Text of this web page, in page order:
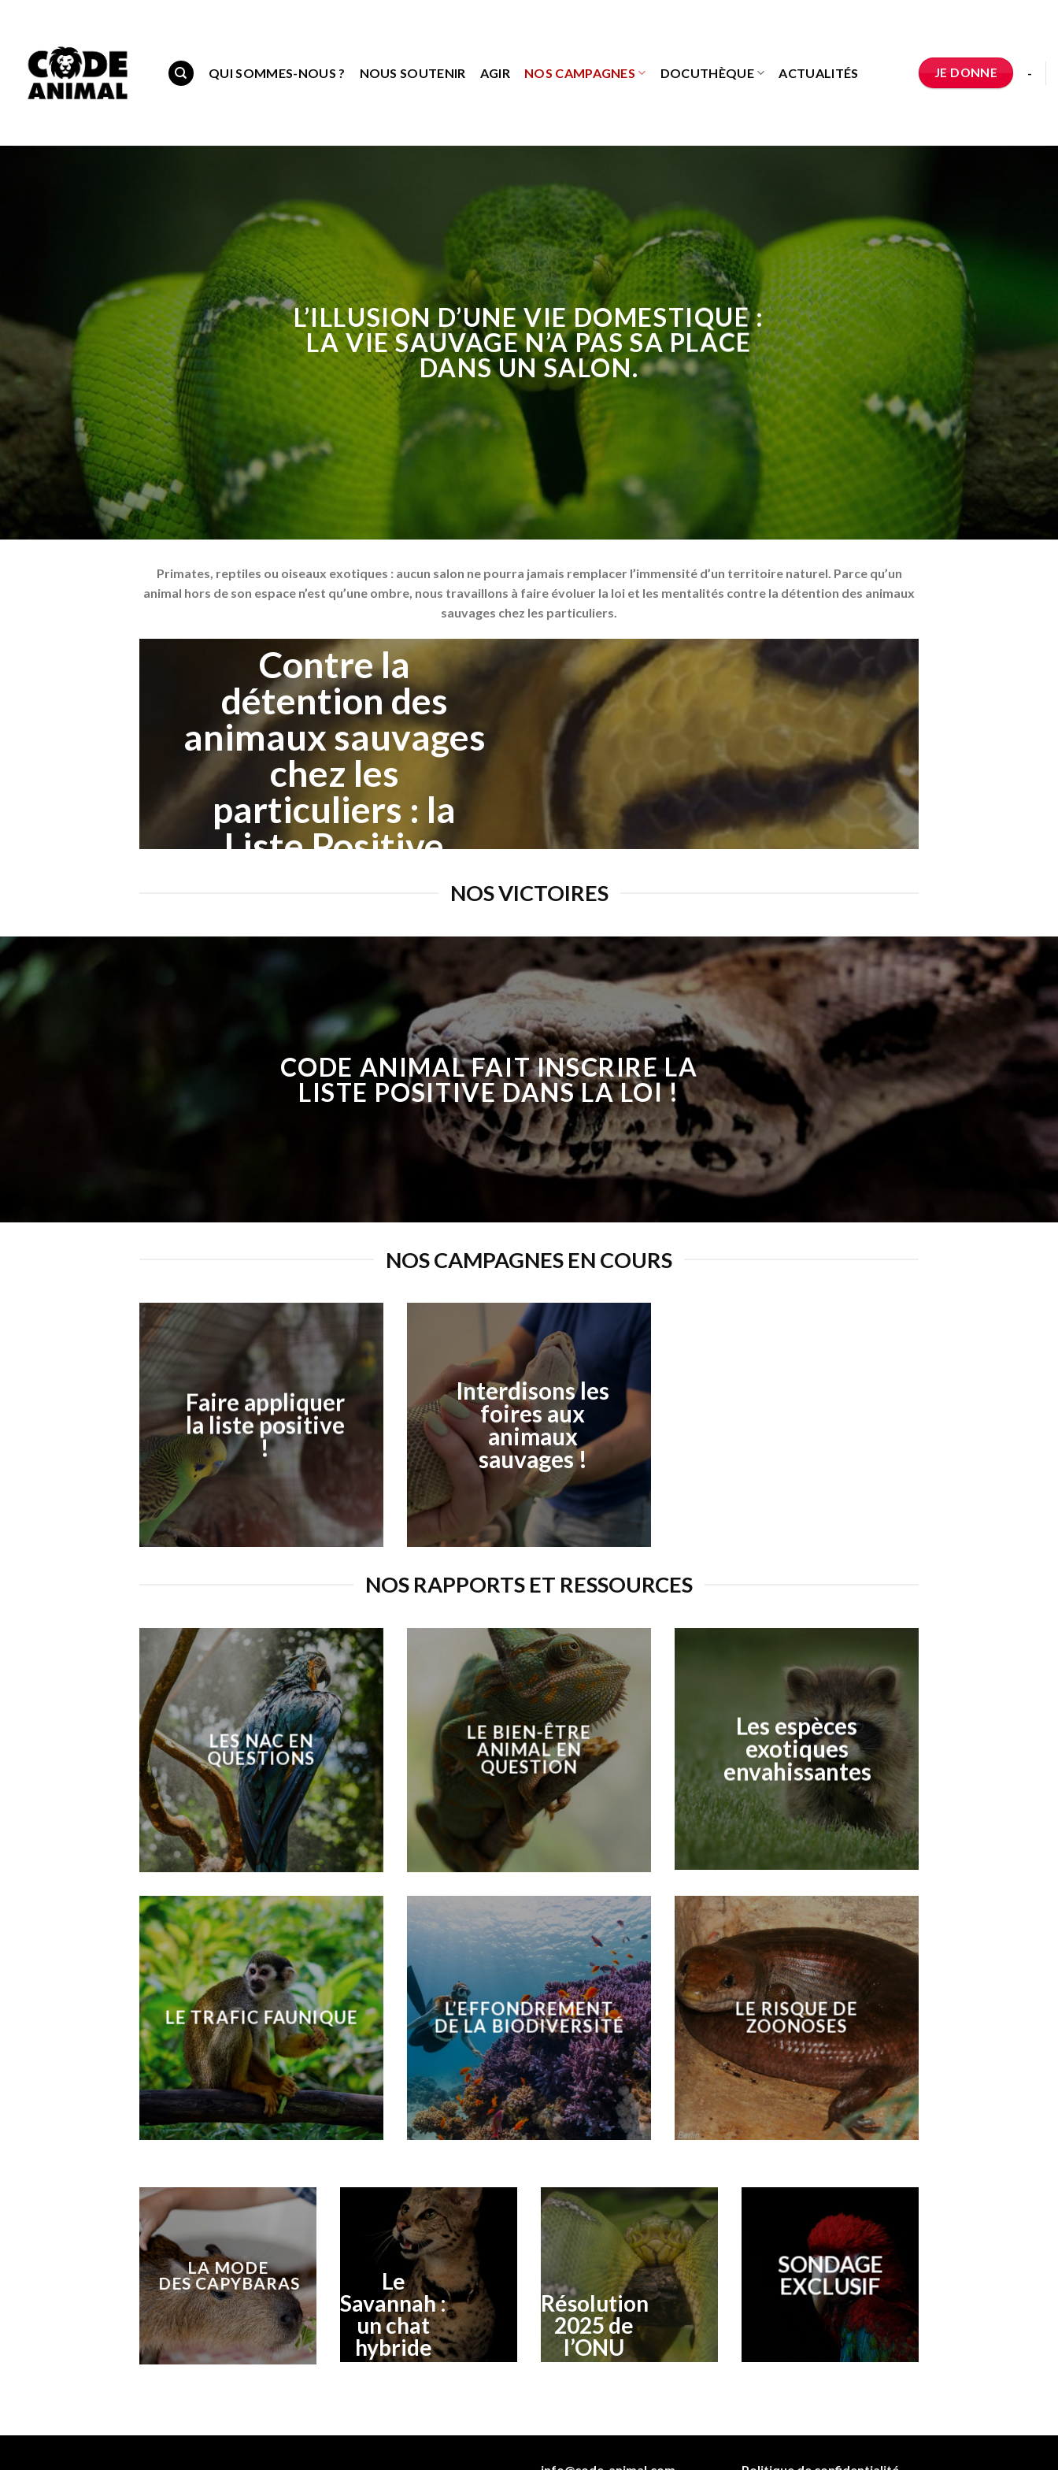
content
QUI SOMMES-NOUS ?
NOUS SOUTENIR AGIR NOS CAMPAGNES DOCUTHÈQUE ACTUALITÉS JE DONNE -
L’ILLUSION D’UNE VIE DOMESTIQUE :
LA VIE SAUVAGE N’A PAS SA PLACE
DANS UN SALON.
Primates, reptiles ou oiseaux exotiques : aucun salon ne pourra jamais remplacer l’immensité d’un territoire naturel. Parce qu’un
animal hors de son espace n’est qu’une ombre, nous travaillons à faire évoluer la loi et les mentalités contre la détention des animaux
sauvages chez les particuliers.
Contre la
détention des
animaux sauvages
chez les
particuliers : la
Liste Positive
NOS VICTOIRES
CODE ANIMAL FAIT INSCRIRE LA
LISTE POSITIVE DANS LA LOI !
NOS CAMPAGNES EN COURS
Faire appliquer
la liste positive
!
Interdisons les
foires aux
animaux
sauvages !
NOS RAPPORTS ET RESSOURCES
LES NAC EN
QUESTIONS
LE BIEN-ÊTRE
ANIMAL EN
QUESTION
Les espèces
exotiques
envahissantes
LE TRAFIC FAUNIQUE
L’EFFONDREMENT
DE LA BIODIVERSITÉ
LE RISQUE DE
ZOONOSES
LA MODE
DESCAPYBARAS
Le
Savannah :
un chat
hybride
Résolution
2025 de
l’ONU
SONDAGE
EXCLUSIF